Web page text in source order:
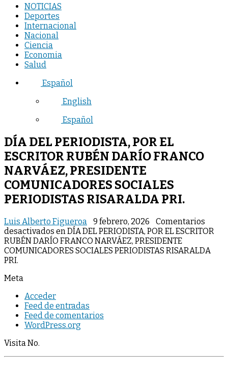
NOTICIAS
Deportes
Internacional
Nacional
Ciencia
Economia
Salud
Español
English
Español
DÍA DEL PERIODISTA, POR EL
ESCRITOR RUBÉN DARÍO FRANCO
NARVÁEZ, PRESIDENTE
COMUNICADORES SOCIALES
PERIODISTAS RISARALDA PRI.
Luis Alberto Figueroa 9 febrero, 2026
Comentarios
desactivados en DÍA DEL PERIODISTA, POR EL ESCRITOR
RUBÉN DARÍO FRANCO NARVÁEZ, PRESIDENTE
COMUNICADORES SOCIALES PERIODISTAS RISARALDA
PRI.
Meta
Acceder
Feed de entradas
Feed de comentarios
WordPress.org
Visita No.